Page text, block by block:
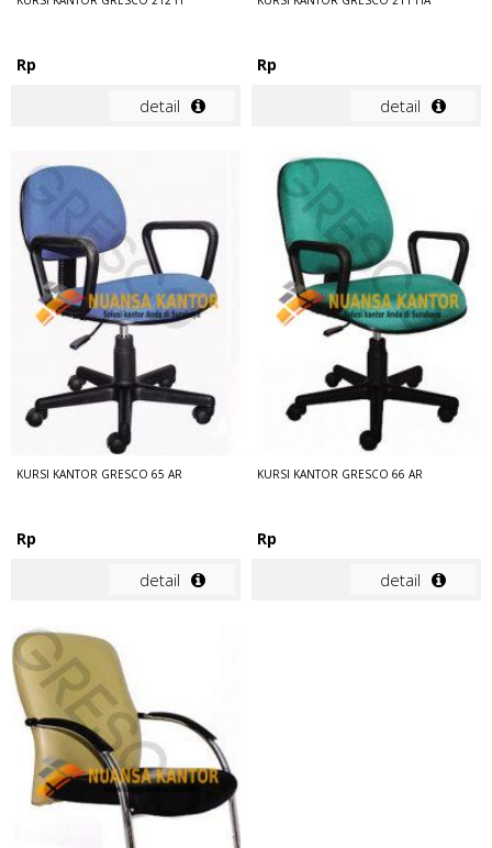
Rp
detail
Rp
detail
KURSI KANTOR GRESCO 65 AR
Rp
detail
KURSI KANTOR GRESCO 66 AR
Rp
detail